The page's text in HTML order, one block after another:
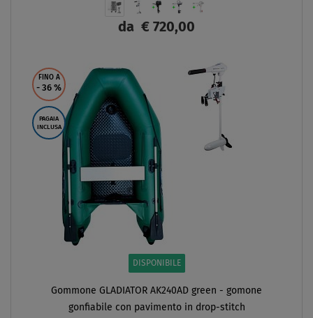
da € 720,00
FINO A
- 36 %
PAGAIA
INCLUSA
DISPONIBILE
Gommone GLADIATOR AK240AD green - gomone
gonfiabile con pavimento in drop-stitch